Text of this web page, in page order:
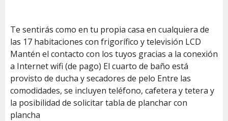
Te sentirás como en tu propia casa en cualquiera de
las 17 habitaciones con frigorífico y televisión LCD
Mantén el contacto con los tuyos gracias a la conexión
a Internet wifi (de pago) El cuarto de baño está
provisto de ducha y secadores de pelo Entre las
comodidades, se incluyen teléfono, cafetera y tetera y
la posibilidad de solicitar tabla de planchar con
plancha